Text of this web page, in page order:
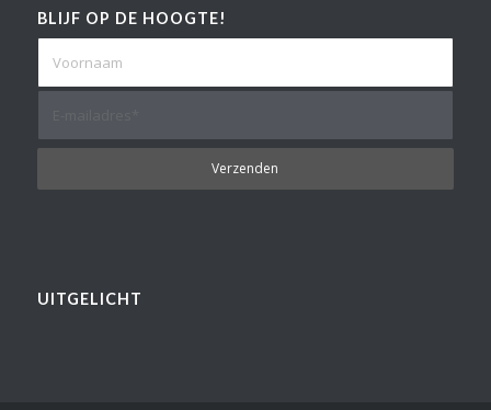
BLIJF OP DE HOOGTE!
UITGELICHT